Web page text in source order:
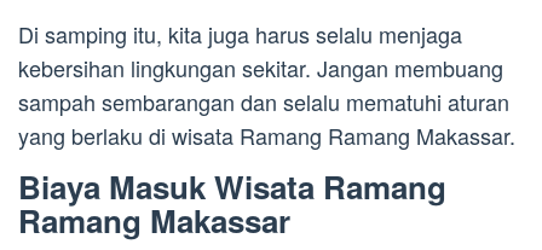
Di samping itu, kita juga harus selalu menjaga
kebersihan lingkungan sekitar. Jangan membuang
sampah sembarangan dan selalu mematuhi aturan
yang berlaku di wisata Ramang Ramang Makassar.
Biaya Masuk Wisata Ramang
Ramang Makassar